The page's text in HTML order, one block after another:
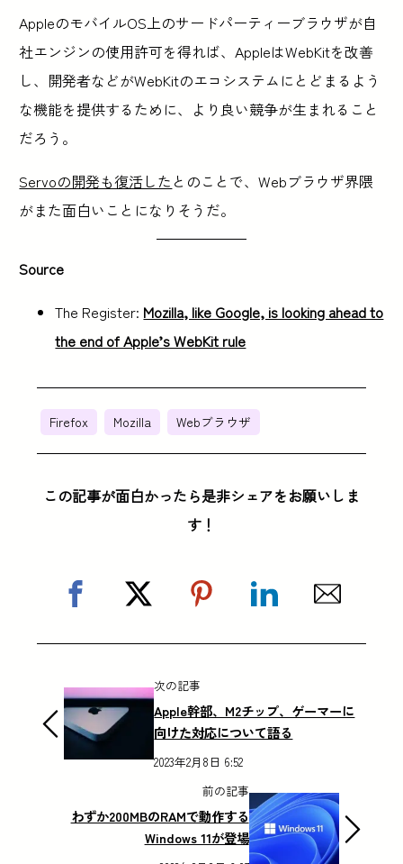
AppleのモバイルOS上のサードパーティーブラウザが自
社エンジンの使用許可を得れば、AppleはWebKitを改善
し、開発者などがWebKitのエコシステムにとどまるよう
な機能を提供するために、より良い競争が生まれること
だろう。
Servoの開発も復活した とのことで、Webブラウザ界隈
がまた面白いことになりそうだ。
Source
The Register: Mozilla, like Google, is looking ahead to
the end of Apple’s WebKit rule
Firefox Mozilla Webブラウザ
この記事が面白かったら是非シェアをお願いしま
す！
次の記事
Apple幹部、M2チップ、ゲーマーに
向けた対応について語る
2023年2月8日 6:52
前の記事
わずか200MBのRAMで動作する
Windows 11が登場